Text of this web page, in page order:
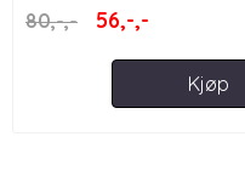
80,-,-
56,-,-
Kjøp